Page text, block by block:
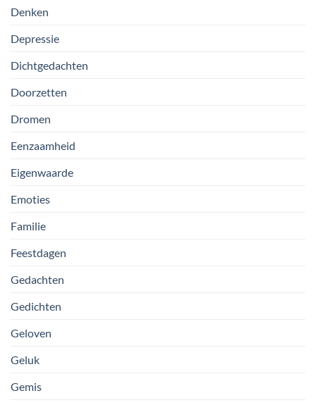
Denken
Depressie
Dichtgedachten
Doorzetten
Dromen
Eenzaamheid
Eigenwaarde
Emoties
Familie
Feestdagen
Gedachten
Gedichten
Geloven
Geluk
Gemis